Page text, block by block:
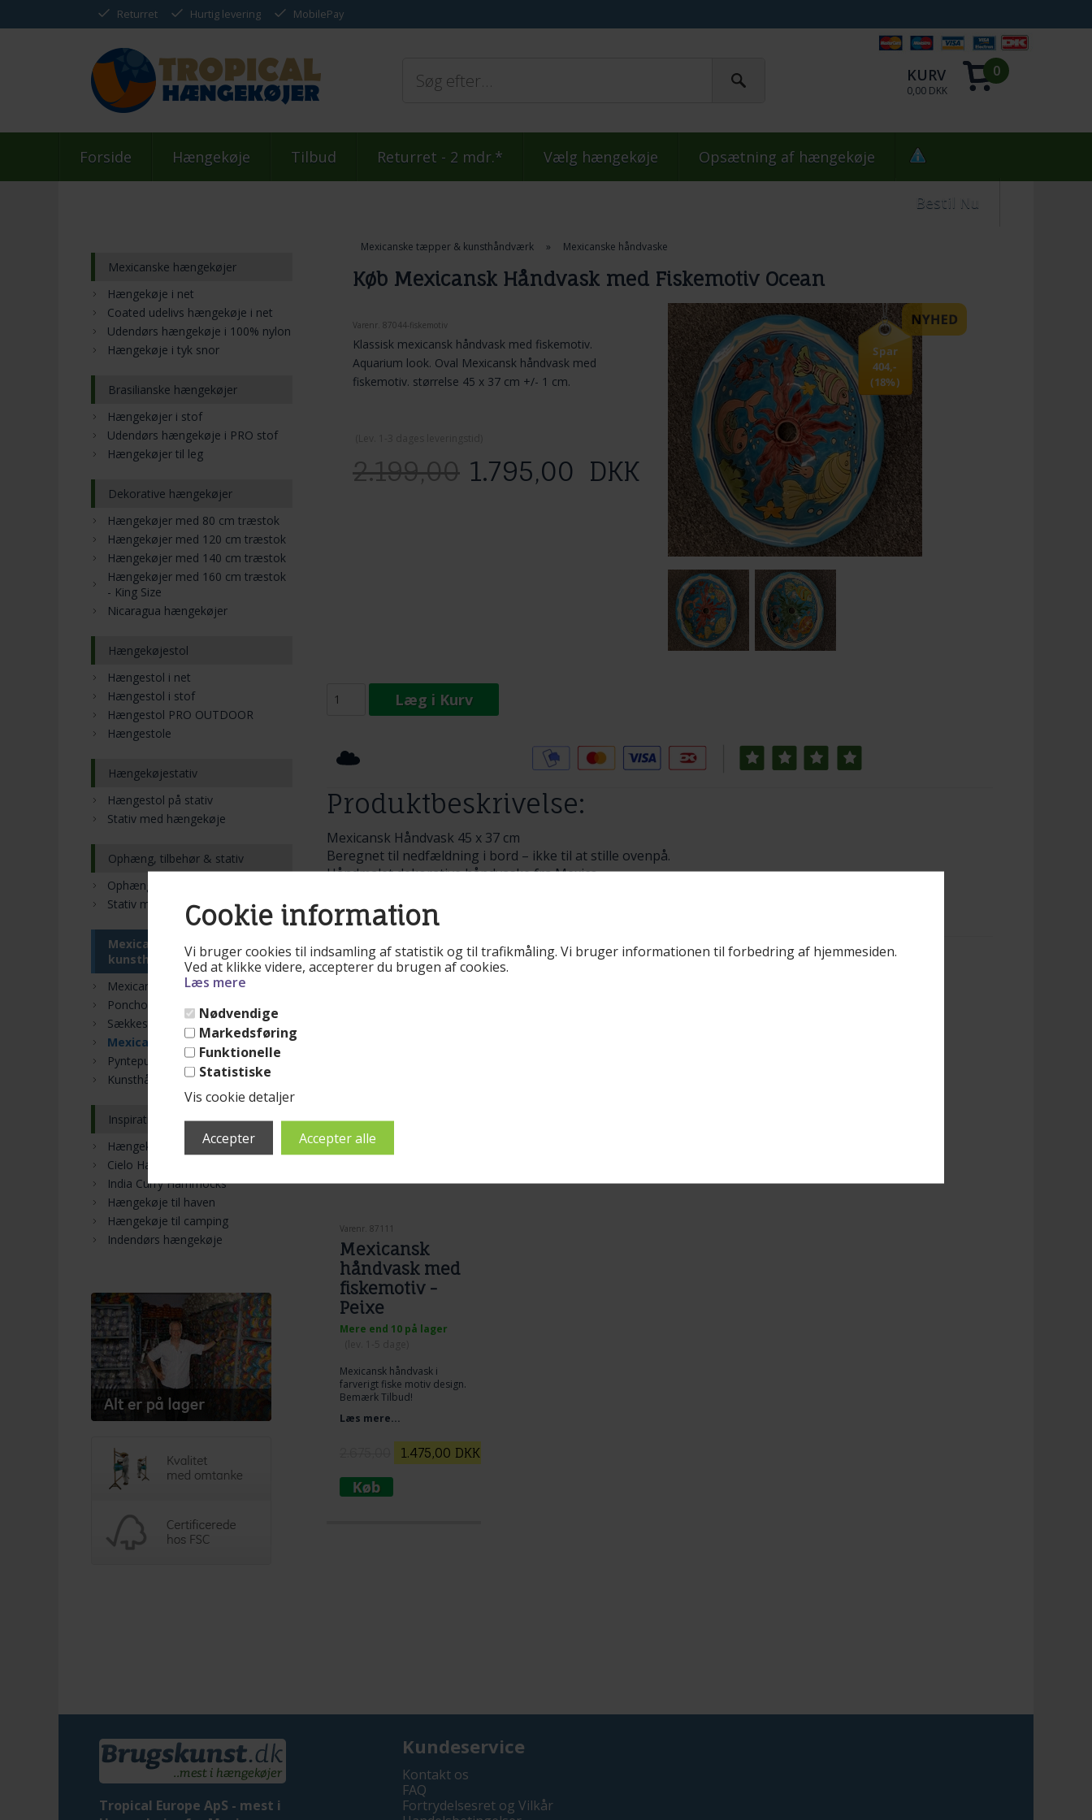
Cookie information
Vi bruger cookies til indsamling af statistik og til trafikmåling. Vi bruger informationen til forbedring af hjemmesiden.
Ved at klikke videre, accepterer du brugen af cookies.
Læs mere
Nødvendige
Markedsføring
Funktionelle
Statistiske
Vis cookie detaljer
Returret Hurtig levering MobilePay
KURV
0,00 DKK
0
Forside Hængekøje Tilbud Returret - 2 mdr.* Vælg hængekøje Opsætning af hængekøje
Bestil Nu
Mexicanske tæpper & kunsthåndværk » Mexicanske håndvaske
Køb Mexicansk Håndvask med Fiskemotiv Ocean
Spar
404,-
(18%)
Varenr. 87044-fiskemotiv
Klassisk mexicansk håndvask med fiskemotiv.
Aquarium look. Oval Mexicansk håndvask med
fiskemotiv. størrelse 45 x 37 cm +/- 1 cm.
2.199,00 1.795,00 DKK
Læg i Kurv
Produktbeskrivelse:
Mexicansk Håndvask 45 x 37 cm
Beregnet til nedfældning i bord – ikke til at stille ovenpå.
Håndmalet dekorative håndvaske fra Mexico.
Mexicanske håndvaske ikke til at stille ovenpå bordplade.
Til nedfældning i bordpladen.
Relaterede varer
Varenr. 87111
Mexicansk
håndvask med
fiskemotiv -
Peixe
Mere end 10 på lager
Mexicansk håndvask i
farverigt fiske motiv design.
Bemærk Tilbud!
Læs mere...
1.475,00 DKK
Mexicanske hængekøjer
Hængekøje i net
Coated udelivs hængekøje i net
Udendørs hængekøje i 100% nylon
Hængekøje i tyk snor
Brasilianske hængekøjer
Hængekøjer i stof
Udendørs hængekøje i PRO stof
Hængekøjer til leg
Dekorative hængekøjer
Hængekøjer med 80 cm træstok
Hængekøjer med 120 cm træstok
Hængekøjer med 140 cm træstok
Hængekøjer med 160 cm træstok
- King Size
Nicaragua hængekøjer
Hængekøjestol
Hængestol i net
Hængestol i stof
Hængestol PRO OUTDOOR
Hængestole
Hængekøjestativ
Hængestol på stativ
Stativ med hængekøje
Ophæng, tilbehør & stativ
Ophæng og tilbehør
Stativ med hængekøje
Mexicanske tæpper &
kunsthåndværk
Mexicansk sombrero
Poncho
Sækkestole
Mexicanske håndvaske
Pyntepuder
Kunsthåndværk fra Mexico
Inspiration
Hængekøje
Cielo Hammocks
India Curry Hammocks
Hængekøje til haven
Hængekøje til camping
Indendørs hængekøje
Tropical Europe ApS - mest i
Kundeservice
Kontakt os
FAQ
Fortrydelsesret og Vilkår